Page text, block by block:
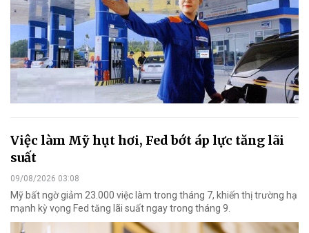
Việc làm Mỹ hụt hơi, Fed bớt áp lực tăng lãi
suất
09/08/2026 03:08
Mỹ bất ngờ giảm 23.000 việc làm trong tháng 7, khiến thị trường hạ
mạnh kỳ vọng Fed tăng lãi suất ngay trong tháng 9.